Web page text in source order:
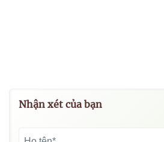
Nhận xét của bạn